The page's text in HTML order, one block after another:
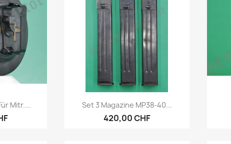
Mitr.... Vorschau
Set 3 Magazine MP38-40...
420,00 CHF